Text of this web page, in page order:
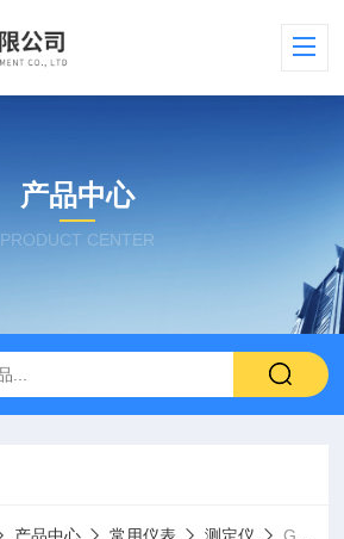
产品中心
PRODUCT CENTER